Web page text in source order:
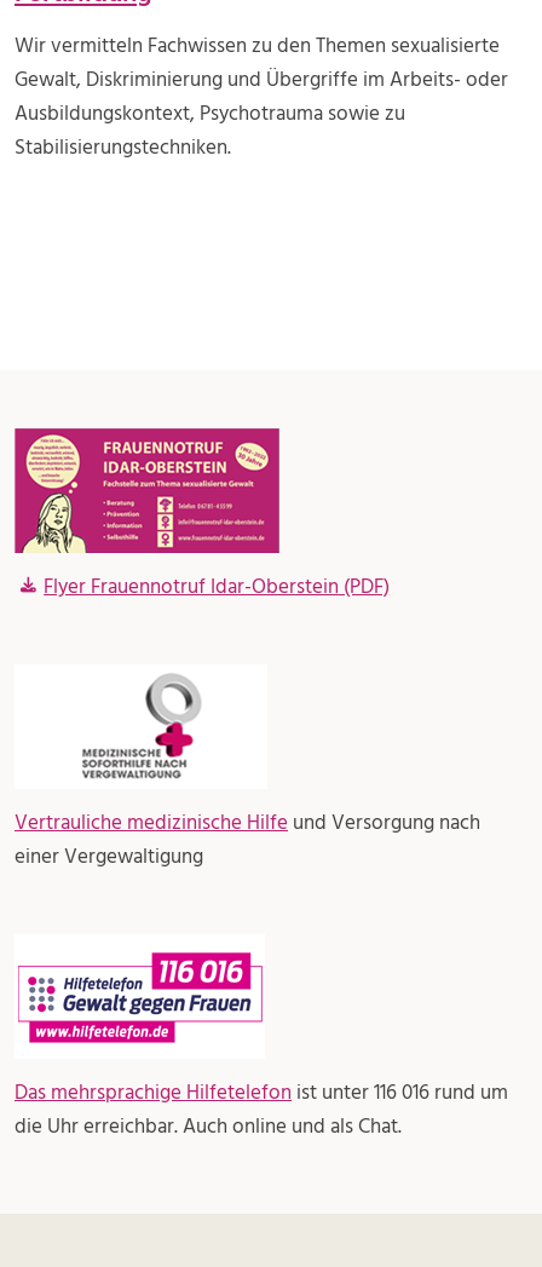
Wir vermitteln Fachwissen zu den Themen sexualisierte
Gewalt, Diskriminierung und Übergriffe im Arbeits- oder
Ausbildungskontext, Psychotrauma sowie zu
Stabilisierungstechniken.
Flyer Frauennotruf Idar-Oberstein (PDF)
Vertrauliche medizinische Hilfeund Versorgung nach
einer Vergewaltigung
Das mehrsprachige Hilfetelefonist unter 116 016 rund um
die Uhr erreichbar. Auch online und als Chat.